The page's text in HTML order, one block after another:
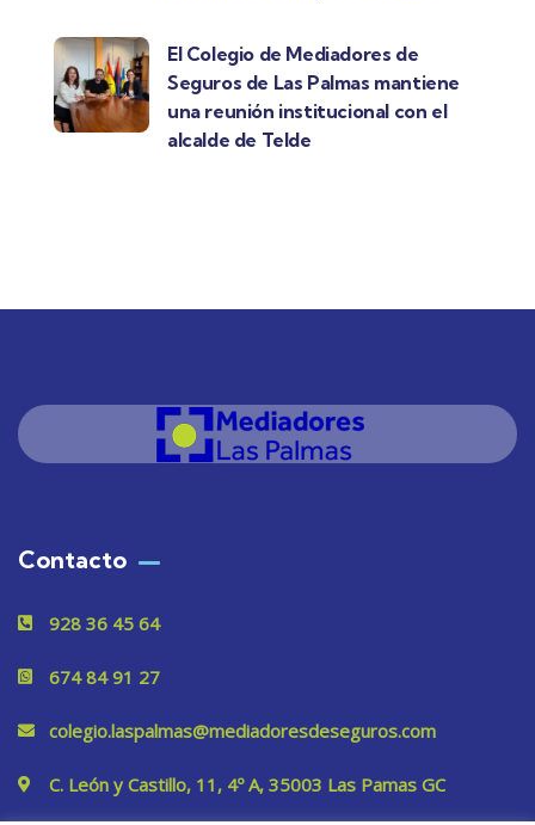
El Colegio de Mediadores de
Seguros de Las Palmas mantiene
una reunión institucional con el
alcalde de Telde
Contacto
928 36 45 64
674 84 91 27
colegio.laspalmas@mediadoresdeseguros.com
C. León y Castillo, 11, 4º A, 35003 Las Pamas GC